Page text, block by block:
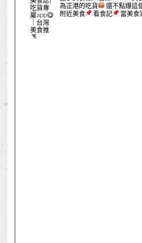
為正港的吃貨
還不點爆這
附近美食
看食記 當美食